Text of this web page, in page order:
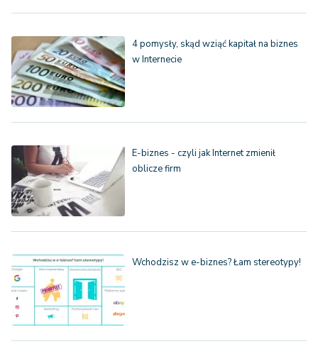
4 pomysły, skąd wziąć kapitał na biznes
w Internecie
E-biznes - czyli jak Internet zmienił
oblicze firm
Wchodzisz w e-biznes? Łam stereotypy!